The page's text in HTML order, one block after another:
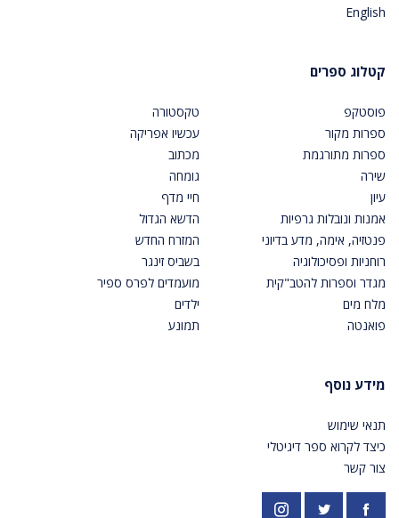
English
קטלוג ספרים
פוסטקפ
ספרות מקור
ספרות מתורגמת
שירה
עיון
אמנות ונובלות גרפיות
פנטזיה, אימה, מדע בדיוני
רוחניות ופסיכולוגיה
מגדר וספרות להטב"קית
מלח מים
פואנטה
טקסטורה
עכשיו אפריקה
מכתוב
גומחה
חיי מדף
הדשא הגדול
המזרח החדש
בשביס זינגר
מועמדים לפרס ספיר
ילדים
תמונע
מידע נוסף
תנאי שימוש
כיצד לקרוא ספר דיגיטלי
צור קשר
פייסבוק https://twitter.com/PardesPublish
אינסטגרם